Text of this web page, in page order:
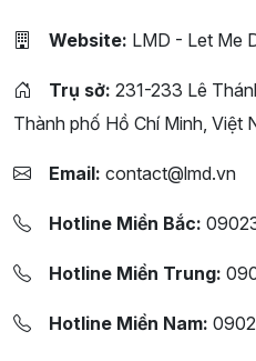
Website: LMD - Let Me
Trụ sở: 231-233 Lê
Thành phố Hồ Chí Minh, Việt
Email: contact@lmd.vn
Hotline Miền Bắc:
Hotline Miền Trung:
Hotline Miền Nam: